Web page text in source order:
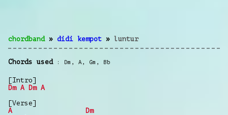
chordband» didi kempot » luntur
Chords used Dm , A , Gm , Bb
[Intro]
Dm A Dm A
[Verse]
A
Dm